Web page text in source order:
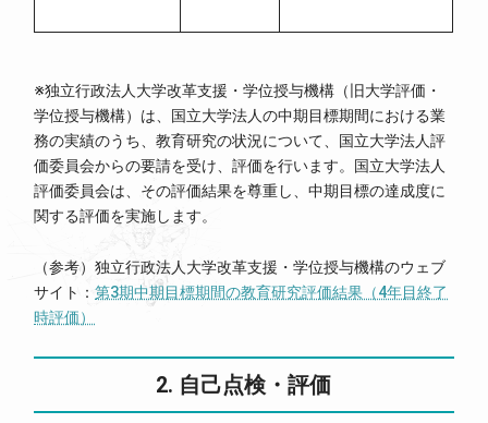
※独立行政法人大学改革支援・学位授与機構（旧大学評価・
学位授与機構）は、国立大学法人の中期目標期間における業
務の実績のうち、教育研究の状況について、国立大学法人評
価委員会からの要請を受け、評価を行います。国立大学法人
評価委員会は、その評価結果を尊重し、中期目標の達成度に
関する評価を実施します。
（参考）独立行政法人大学改革支援・学位授与機構のウェブ
サイト：第3期中期目標期間の教育研究評価結果（4年目終了
時評価）
2. 自己点検・評価